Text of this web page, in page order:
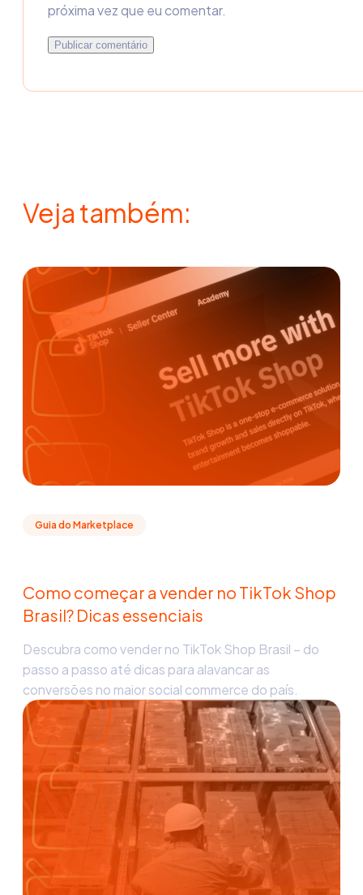
próxima vez que eu comentar.
Veja também:
Guia do Marketplace
Como começar a vender no TikTok Shop
Brasil? Dicas essenciais
Descubra como vender no TikTok Shop Brasil – do
passo a passo até dicas para alavancar as
conversões no maior social commerce do país.